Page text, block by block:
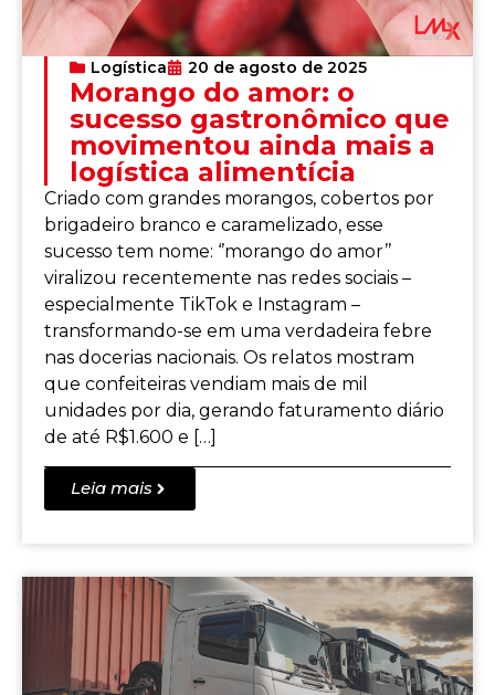
Logística 20 de agosto de 2025
Morango do amor: o
sucesso gastronômico que
movimentou ainda mais a
logística alimentícia
Criado com grandes morangos, cobertos por
brigadeiro branco e caramelizado, esse
sucesso tem nome: ‘’morango do amor’’
viralizou recentemente nas redes sociais –
especialmente TikTok e Instagram –
transformando-se em uma verdadeira febre
nas docerias nacionais. Os relatos mostram
que confeiteiras vendiam mais de mil
unidades por dia, gerando faturamento diário
de até R$1.600 e […]
Leia mais